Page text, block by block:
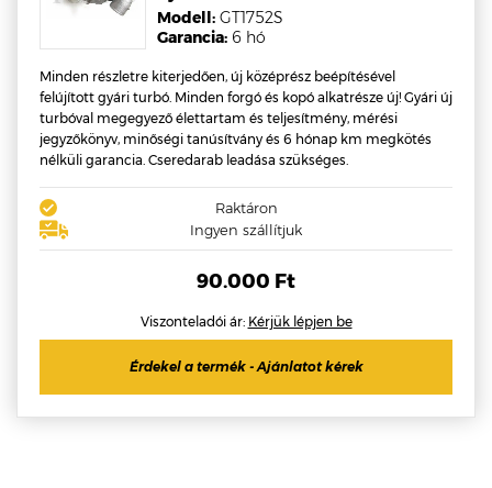
Garancia: 6 hó
Modell: GT1752S
Minden részletre kiterjedően, új középrész beépítésével
felújított gyári turbó. Minden forgó és kopó alkatrésze új! Gyári új
turbóval megegyező élettartam és teljesítmény, mérési
jegyzőkönyv, minőségi tanúsítvány és 6 hónap km megkötés
nélküli garancia. Cseredarab leadása szükséges.
Raktáron
Ingyen szállítjuk
90.000 Ft
Viszonteladói ár: Kérjük lépjen be
Érdekel a termék - Ajánlatot kérek